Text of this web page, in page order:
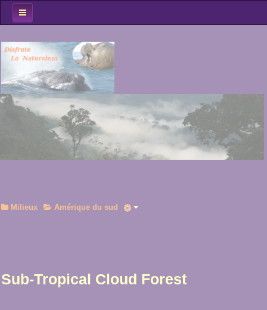
Spots Obs
Oiseaux
Mammifères
Milieux Amérique du sud
Sub-Tropical Cloud Forest